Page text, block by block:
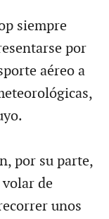
siempre
por
aéreo a
por su parte,
de
unos